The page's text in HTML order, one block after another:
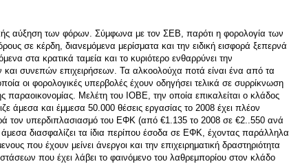
αύξηση των φόρων. Σύμφωνα με τον ΣΕΒ, παρότι η φορολογία των
σε κέρδη, διανεμόμενα μερίσματα και την ειδική εισφορά ξεπερνά
στα κρατικά ταμεία και το κυριότερο ενθαρρύνει την
συνεπών επιχειρήσεων. Τα αλκοολούχα ποτά είναι ένα από τα
οι φορολογικές υπερβολές έχουν οδηγήσει τελικά σε συρρίκνωση
παραοικονομίας. Μελέτη του ΙΟΒΕ, την οποία επικαλείται ο κλάδος
άμεσα και έμμεσα 50.000 θέσεις εργασίας το 2008 έχει πλέον
τον υπερδιπλασιασμό του ΕΦΚ (από €1.135 το 2008 σε €2..550 ανά
διασφαλίζει τα ίδια περίπου έσοδα σε ΕΦΚ, έχοντας παράλληλα
που έχουν μείνει άνεργοι και την επιχειρηματική δραστηριότητα
που έχει λάβει το φαινόμενο του λαθρεμπορίου στον κλάδο